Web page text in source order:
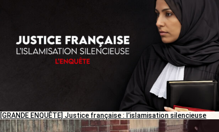
[GRANDE ENQUÊTE] Justice française : l’islamisation silencieuse